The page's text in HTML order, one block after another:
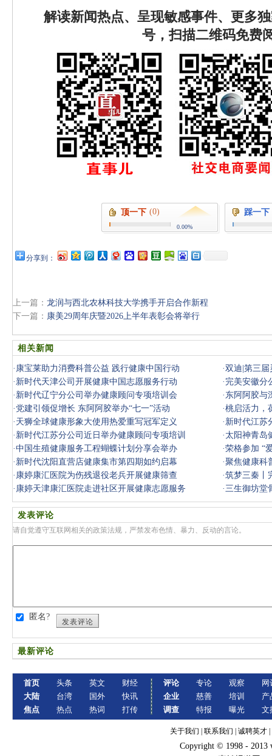
解读新闻热点、呈现敏感事件、更多
号，扫描二维码免费
顶一下 (0)
0.00%
踩一下
分享到：
上一篇： 龙润与西北农林科技大学携手开启合作新程
下一篇： 康美29周年庆暨2026上半年表彰会将举行
相关新闻
· 康宝莱助力消费科普公益 践行健康中国行动 ·双迪|第三
· 新时代天津公司开展健康中国志愿服务行动 · 完美安徽分
· 新时代辽宁分公司举办健康顾问专项培训会 · 东阿阿胶与
· 党建引领促增长 东阿阿胶举办“七一”活动 ·桃启活力，
活力
· 天狮全球健康形象大使用热爱重写冠军定义 · 新时代江苏
· 新时代江苏分公司近日举办健康顾问专项培训 · 太阳神青岛
·中国生殖健康服务工程蝴蝶计划分享会举办 ·荣格参加 “
· 新时代沈阳直营店健康集市第四期如约启幕 ·聚焦健康科
· 康婷康汇医院为伤残退役老兵开展健康筛查 ·筑梦三秦丨
· 康婷天津康汇医院走进社区开展健康志愿服务 ·三生御坊堂
发表评论
请自觉遵守互联网相关的政策法规，严禁发布色情、暴力、反动的言论。
匿名?
发表评论
最新评论
首页
大陆
焦点
头条
台湾
热点
英文
国外
热词
财经
快讯
打传
评论
企业
调查
专论
慈善
特报
观察
培训
曝光
网
产
文
关于我们 联系我们 诚聘英才
Copyright © 1998 - 2013